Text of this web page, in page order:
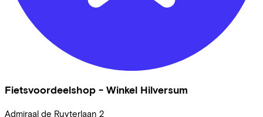
Fietsvoordeelshop - Winkel Hilversum
Admiraal de Ruyterlaan 2